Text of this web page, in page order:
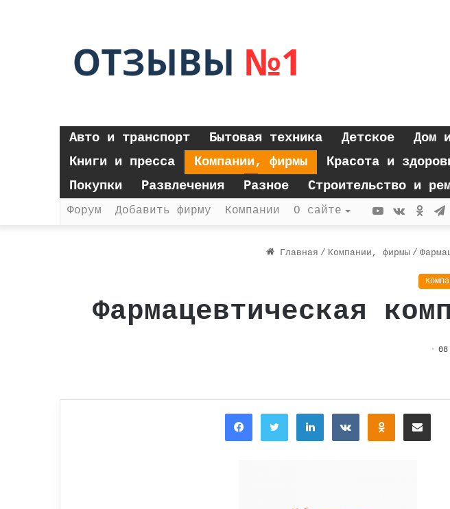
Авто и транспорт Бытовая техника Детское Дом
Книги и пресса
Компании, фирмы Красота и
Покупки
Развлечения Разное Строительство и
Форум Добавить фирму Компании О сайте vk.com
YouTube
Главная / Компании, фирмы /
Фармацевтическая
FacebookTwitterLinkedInВконтакте Поделиться через